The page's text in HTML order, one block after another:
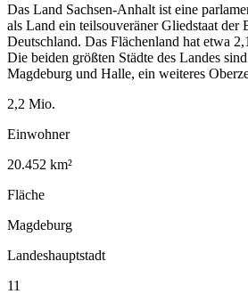
Das Land Sachsen-Anhalt ist eine
als Land ein teilsouveräner Gliedstaat der
Deutschland. Das Flächenland hat etwa
Die beiden größten Städte des Landes
Magdeburg und Halle, ein weiteres
2,2 Mio.
Einwohner
20.452 km²
Fläche
Magdeburg
Landeshauptstadt
11